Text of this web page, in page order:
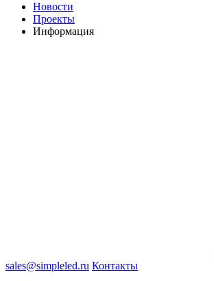
Новости
Проекты
Информация
sales@simpleled.ru Контакты